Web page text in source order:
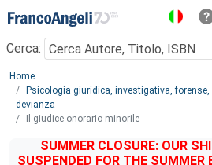
Menu
Cerca:
Main content
Home
Psicologia giuridica, investigativa,
devianza
Il giudice onorario minorile
SUMMER CLOSURE: OUR
SUSPENDED FOR THE SUMMER